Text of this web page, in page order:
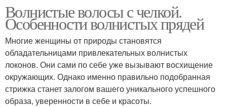
Волнистые волосы с челкой.
Особенности волнистых прядей
Многие женщины от природы становятся
обладательницами привлекательных волнистых
локонов. Они сами по себе уже вызывают восхищение
окружающих. Однако именно правильно подобранная
стрижка станет залогом вашего уникального успешного
образа, уверенности в себе и красоты.